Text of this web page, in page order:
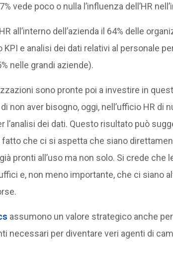
vede poco o nulla l’influenza dell’HR
all’interno dell’azienda il 64% delle
e analisi dei dati relativi al personale
nelle grandi aziende).
sono pronte poi a investire in
non aver bisogno, oggi, nell’ufficio HR di
dei dati. Questo risultato può
che ci si aspetta che siano
pronti all’uso ma non solo. Si crede che
e, non meno importante, che ci siano
assumono un valore strategico anche
necessari per diventare veri agenti di